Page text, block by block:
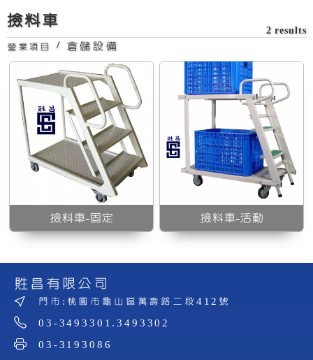
撿料車
2 results
營業項目 / 倉儲設備
撿料車-固定 撿料車-活動
貹昌有限公司
門市:桃園市龜山區萬壽路二段412號
03-3493301.3493302
03-3193086